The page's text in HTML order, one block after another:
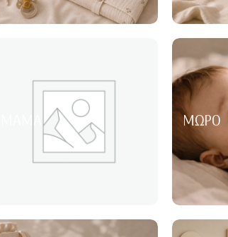
ΜΩΡΌ